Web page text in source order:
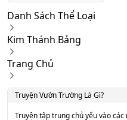
Danh Sách Thể Loại
Kim Thánh Bảng
Trang Chủ
TruyệnVườn Trường Là Gì?
Truyện tập trung chủ yếu vào